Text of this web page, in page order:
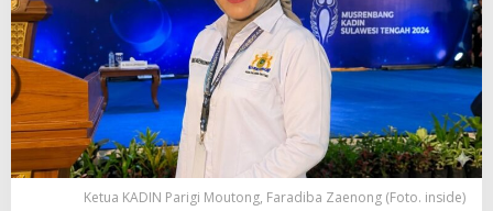
t
o
n
g
e
t
i
l
Ketua KADIN Parigi Moutong, Faradiba Zaenong (Foto. inside)